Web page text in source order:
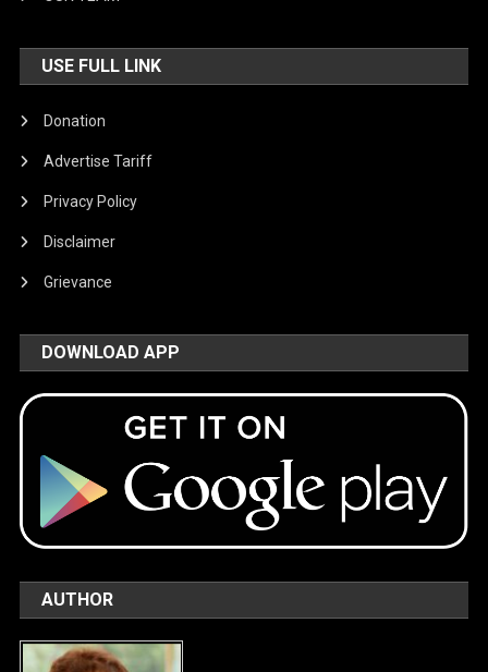
USE FULL LINK
Donation
Advertise Tariff
Privacy Policy
Disclaimer
Grievance
DOWNLOAD APP
AUTHOR